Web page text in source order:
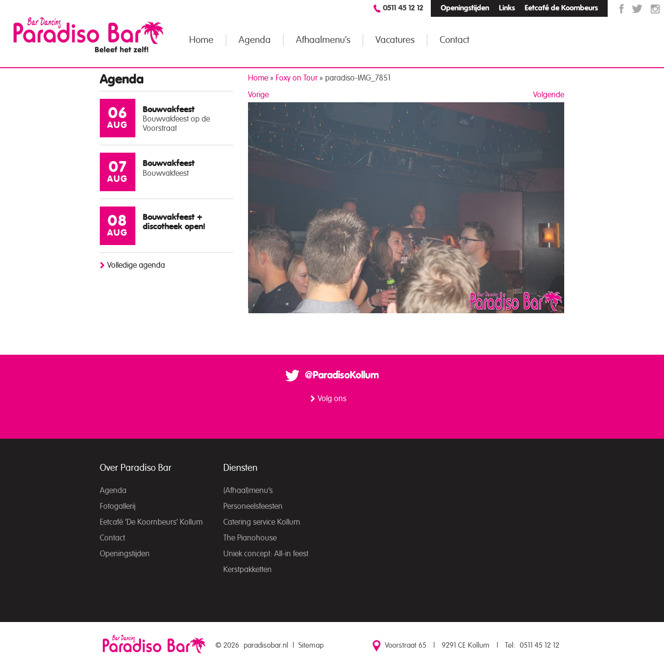
Openingstijden Links Eetcafé de Koornbeurs
0511 45 12 12
Home Agenda Afhaalmenu’s Vacatures Contact
Agenda
06
AUG
Bouwvakfeest
Bouwvakfeest op de
Voorstraat
07
AUG
Bouwvakfeest
Bouwvakfeest
08
AUG
Bouwvakfeest +
discotheek open!
Volledige agenda
Home » Foxy on Tour » paradiso-IMG_7851
Volgende
Vorige
@ParadisoKollum
Volg ons
Over Paradiso Bar
Agenda
Fotogallerij
Eetcafé ‘De Koornbeurs’ Kollum
Contact
Openingstijden
Diensten
(Afhaal)menu’s
Personeelsfeesten
Catering service Kollum
The Pianohouse
Uniek concept: All-in feest
Kerstpakketten
© 2026 paradisobar.nl Sitemap Voorstraat 65 9291 CE Kollum Tel: 0511 45 12 12